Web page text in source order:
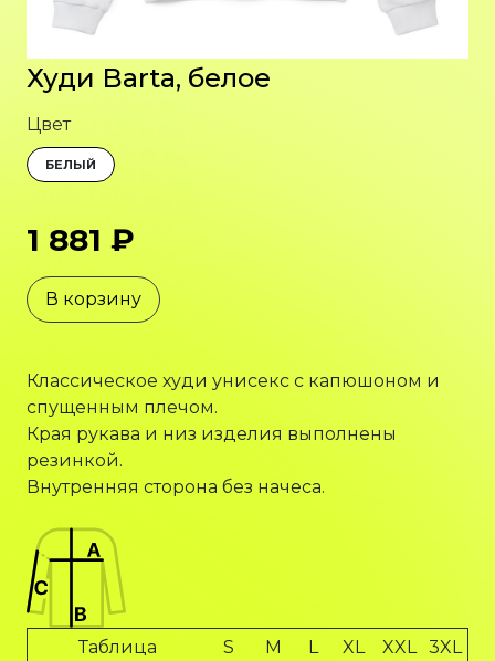
Худи Barta, белое
Цвет
БЕЛЫЙ
1 881 ₽
В корзину
Классическое худи унисекс с капюшоном и
спущенным плечом.
Края рукава и низ изделия выполнены
резинкой.
Внутренняя сторона без начеса.
Таблица
S
M
L
XL
XXL 3XL